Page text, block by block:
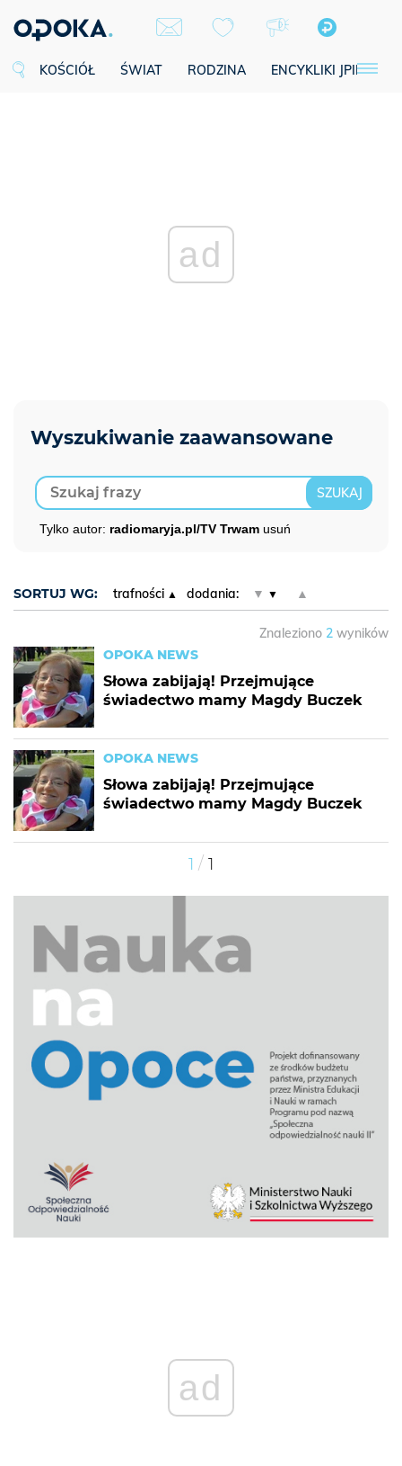
KOŚCIÓŁ ŚWIAT RODZINA ENCYKLIKI JPII
ad
Tylko autor: radiomaryja.pl/TV Trwam usuń
SORTUJ WG: trafności dodania: ▼ ▲
Znaleziono 2 wyników
OPOKA NEWS
Słowa zabijają! Przejmujące
świadectwo mamy Magdy Buczek
OPOKA NEWS
Słowa zabijają! Przejmujące
świadectwo mamy Magdy Buczek
1 / 1
ad